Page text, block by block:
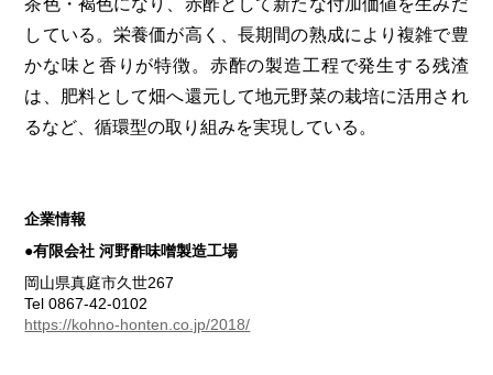
茶色・褐色になり、赤酢として新たな付加価値を生みだ
している。栄養価が高く、長期間の熟成により複雑で豊
かな味と香りが特徴。赤酢の製造工程で発生する残渣
は、肥料として畑へ還元して地元野菜の栽培に活用され
るなど、循環型の取り組みを実現している。
企業情報
●有限会社 河野酢味噌製造工場
岡山県真庭市久世267
Tel 0867-42-0102
https://kohno-honten.co.jp/2018/